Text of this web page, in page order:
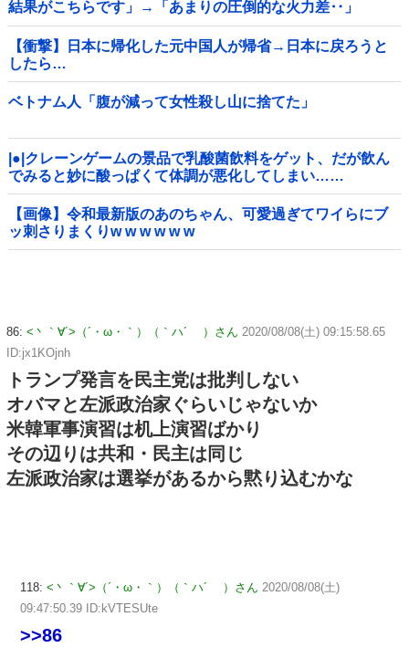
結果がこちらです」→「あまりの圧倒的な火力差‥」
【衝撃】日本に帰化した元中国人が帰省→日本に戻ろうと
したら…
ベトナム人「腹が減って女性殺し山に捨てた」
|●|クレーンゲームの景品で乳酸菌飲料をゲット、だが飲ん
でみると妙に酸っぱくて体調が悪化してしまい……
【画像】令和最新版のあのちゃん、可愛過ぎてワイらにブ
ッ刺さりまくりw w w w w w
86: <丶｀∀´>（´・ω・｀）（｀ハ´ ）さん 2020/08/08(土) 09:15:58.65
ID:jx1KOjnh
トランプ発言を民主党は批判しない
オバマと左派政治家ぐらいじゃないか
米韓軍事演習は机上演習ばかり
その辺りは共和・民主は同じ
左派政治家は選挙があるから黙り込むかな
118: <丶｀∀´>（´・ω・｀）（｀ハ´ ）さん 2020/08/08(土)
09:47:50.39 ID:kVTESUte
>>86